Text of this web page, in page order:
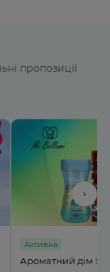
пропозиції
Активна
Ароматний дім з
›